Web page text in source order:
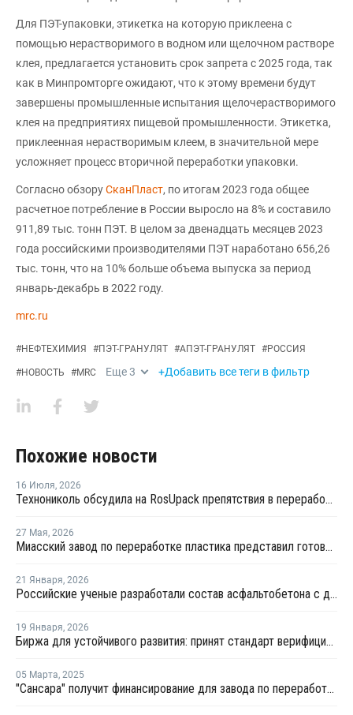
Для ПЭТ-упаковки, этикетка на которую приклеена с
помощью нерастворимого в водном или щелочном растворе
клея, предлагается установить срок запрета с 2025 года, так
как в Минпромторге ожидают, что к этому времени будут
завершены промышленные испытания щелочерастворимого
клея на предприятиях пищевой промышленности. Этикетка,
приклеенная нерастворимым клеем, в значительной мере
усложняет процесс вторичной переработки упаковки.
Согласно обзоруСканПласт, по итогам 2023 года общее
расчетное потребление в России выросло на 8% и составило
911,89 тыс. тонн ПЭТ. В целом за двенадцать месяцев 2023
года российскими производителями ПЭТ наработано 656,26
тыс. тонн, что на 10% больше объема выпуска за период
январь-декабрь в 2022 году.
mrc.ru
#НЕФТЕХИМИЯ #ПЭТ-ГРАНУЛЯТ #АПЭТ-ГРАНУЛЯТ #РОССИЯ
#НОВОСТЬ #MRC Еще3 +Добавить все теги в фильтр
Похожие новости
16 Июля, 2026
Технониколь обсудила на RosUpack препятствия в переработке ПЭТ
27 Мая, 2026
Миасский завод по переработке пластика представил готовую продукцию
21 Января, 2026
Российские ученые разработали состав асфальтобетона с добавлением бутылочного пластика
19 Января, 2026
Биржа для устойчивого развития: принят стандарт верифицированного ПЭТ
05 Марта, 2025
"Сансара" получит финансирование для завода по переработке отходов пластмасс